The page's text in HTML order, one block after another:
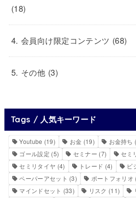
(18)
4. 会員向け限定コンテンツ (68)
5. その他 (3)
Tags / 人気キーワード
Youtube (19) お金 (19) お金持ち
ゴール設定 (5) セミナー (7) セミ
セミリタイヤ (4) トレード (4) ビ
ペーパーアセット (3) ポートフォリオ
マインドセット (33) リスク (11)